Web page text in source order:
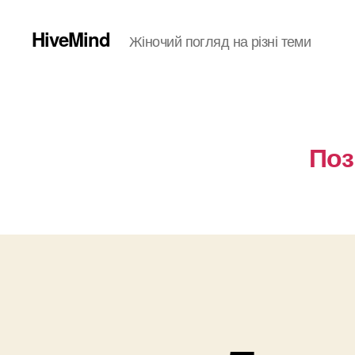
HiveMind Жіночий погляд на різні теми